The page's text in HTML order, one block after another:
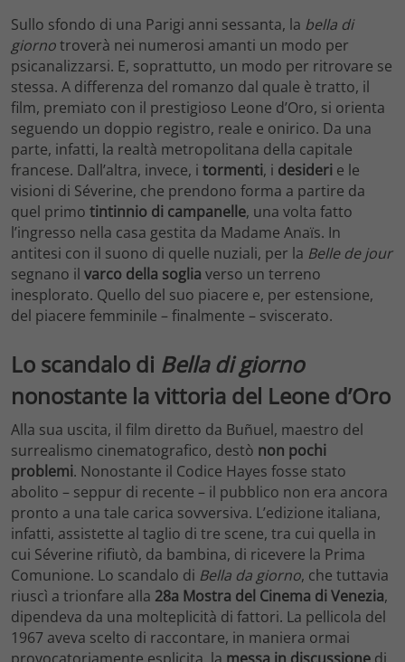
Sullo sfondo di una Parigi anni sessanta, la bella di
giornotroverà nei numerosi amanti un modo per
psicanalizzarsi. E, soprattutto, un modo per ritrovare se
stessa. A differenza del romanzo dal quale è tratto, il
film, premiato con il prestigioso Leone d’Oro, si orienta
seguendo un doppio registro, reale e onirico. Da una
parte, infatti, la realtà metropolitana della capitale
francese. Dall’altra, invece, i tormenti, i desideri e le
visioni di Séverine, che prendono forma a partire da
quel primo tintinnio di campanelle, una volta fatto
l’ingresso nella casa gestita da Madame Anaïs. In
antitesi con il suono di quelle nuziali, per la Belle de jour
segnano il varco della soglia verso un terreno
inesplorato. Quello del suo piacere e, per estensione,
del piacere femminile – finalmente – sviscerato.
Lo scandalo di Bella di giorno
nonostante la vittoria del Leone d’Oro
Alla sua uscita, il film diretto da Buñuel, maestro del
surrealismo cinematografico, destò non pochi
problemi. Nonostante il Codice Hayes fosse stato
abolito – seppur di recente – il pubblico non era ancora
pronto a una tale carica sovversiva. L’edizione italiana,
infatti, assistette al taglio di tre scene, tra cui quella in
cui Séverine rifiutò, da bambina, di ricevere la Prima
Comunione. Lo scandalo di Bella da giorno, che tuttavia
riuscì a trionfare alla 28a Mostra del Cinema diVenezia,
dipendeva da una molteplicità di fattori. La pellicola del
1967 aveva scelto di raccontare, in maniera ormai